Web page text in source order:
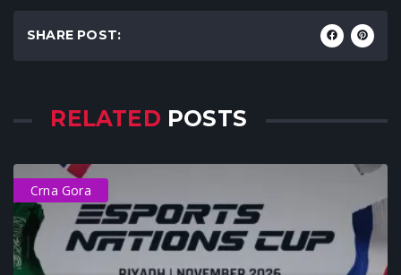
SHARE POST:
RELATED POSTS
Crna Gora